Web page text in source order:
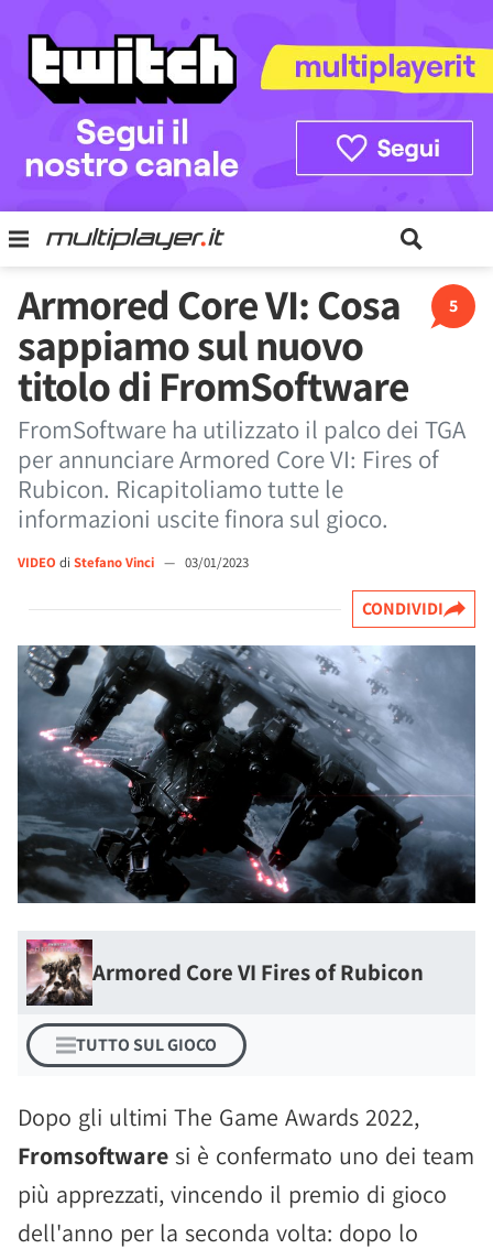
5
Armored Core VI: Cosa
sappiamo sul nuovo
titolo di FromSoftware
FromSoftware ha utilizzato il palco dei TGA
per annunciare Armored Core VI: Fires of
Rubicon. Ricapitoliamo tutte le
informazioni uscite finora sul gioco.
VIDEO di Stefano Vinci — 03/01/2023
CONDIVIDI
Armored Core VI Fires of Rubicon
TUTTO SUL GIOCO
Dopo gli ultimi The Game Awards 2022,
Fromsoftware si è confermato uno dei team
più apprezzati, vincendo il premio di gioco
dell'anno per la seconda volta: dopo lo